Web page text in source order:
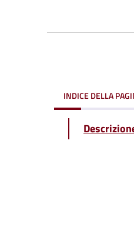
INDICE DELLA